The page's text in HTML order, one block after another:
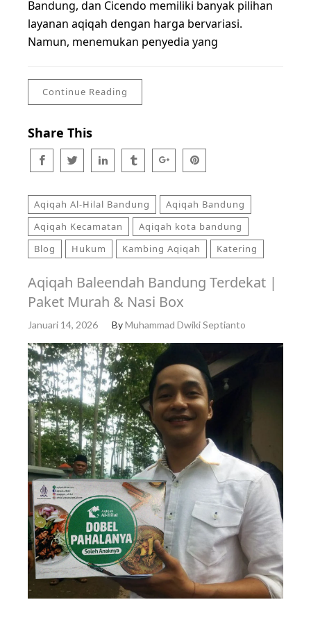
Bandung, dan Cicendo memiliki banyak pilihan
layanan aqiqah dengan harga bervariasi.
Namun, menemukan penyedia yang
Continue Reading
Share This
Aqiqah Al-Hilal Bandung
Aqiqah Bandung
Aqiqah Kecamatan
Aqiqah kota bandung
Blog
Hukum Kambing Aqiqah Katering
Aqiqah Baleendah Bandung Terdekat |
Paket Murah & Nasi Box
Januari 14, 2026 ByMuhammad Dwiki Septianto